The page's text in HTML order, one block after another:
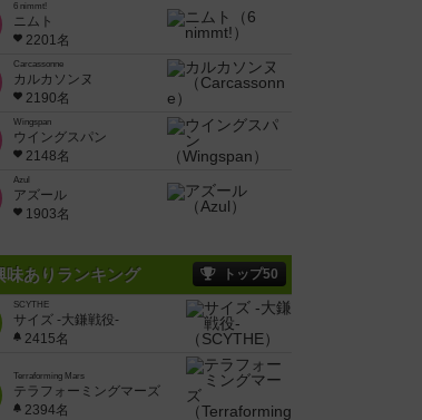
6 nimmt!
ニムト
2201名
Carcassonne
カルカソンヌ
2190名
Wingspan
ウイングスパン
2148名
Azul
アズール
1903名
味ありランキング トップ50
SCYTHE
サイズ -大鎌戦役-
2415名
Terraforming Mars
テラフォーミングマーズ
2394名